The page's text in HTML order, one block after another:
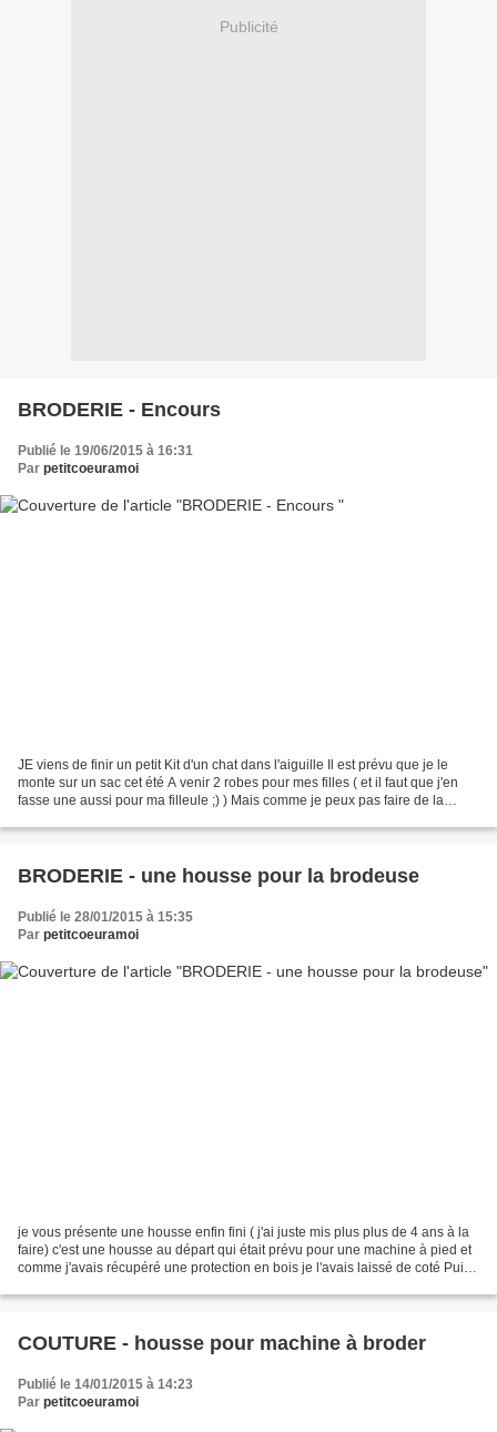
Publicité
BRODERIE - Encours
Publié le 19/06/2015 à 16:31
Par petitcoeuramoi
JE viens de finir un petit Kit d'un chat dans l'aiguille Il est prévu que je le
monte sur un sac cet été A venir 2 robes pour mes filles ( et il faut que j'en
fasse une aussi pour ma filleule ;) ) Mais comme je peux pas faire de la
BRODERIE - une housse pour la brodeuse
Publié le 28/01/2015 à 15:35
Par petitcoeuramoi
je vous présente une housse enfin fini ( j'ai juste mis plus plus de 4 ans à la
faire) c'est une housse au départ qui était prévu pour une machine à pied et
comme j'avais récupéré une protection en bois je l'avais laissé de coté Puis
COUTURE - housse pour machine à broder
Publié le 14/01/2015 à 14:23
Par petitcoeuramoi